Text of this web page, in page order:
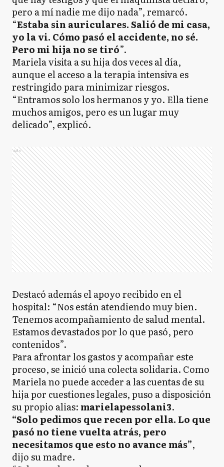
pero a mí nadie me dijo nada”, remarcó.
“Estaba sin auriculares. Salió de mi casa,
yo la vi. Cómo pasó el accidente, no sé.
Pero mi hija no se tiró”.
Mariela visita a su hija dos veces al día,
aunque el acceso a la terapia intensiva es
restringido para minimizar riesgos.
“Entramos solo los hermanos y yo. Ella tiene
muchos amigos, pero es un lugar muy
delicado”, explicó.
Ads
Destacó además el apoyo recibido en el
hospital: “Nos están atendiendo muy bien.
Tenemos acompañamiento de salud mental.
Estamos devastados por lo que pasó, pero
contenidos”.
Para afrontar los gastos y acompañar este
proceso, se inició una colecta solidaria. Como
Mariela no puede acceder a las cuentas de su
hija por cuestiones legales, puso a disposición
su propio alias: marielapessolani3.
“Solo pedimos que recen por ella. Lo que
pasó no tiene vuelta atrás, pero
necesitamos que esto no avance más”,
dijo su madre.